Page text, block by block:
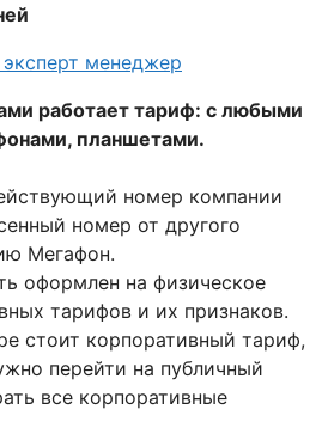
работает тариф: с любыми
планшетами.
номер компании
номер от другого
Мегафон.
оформлен на физическое
тарифов и их признаков.
стоит корпоративный тариф,
перейти на публичный
все корпоративные